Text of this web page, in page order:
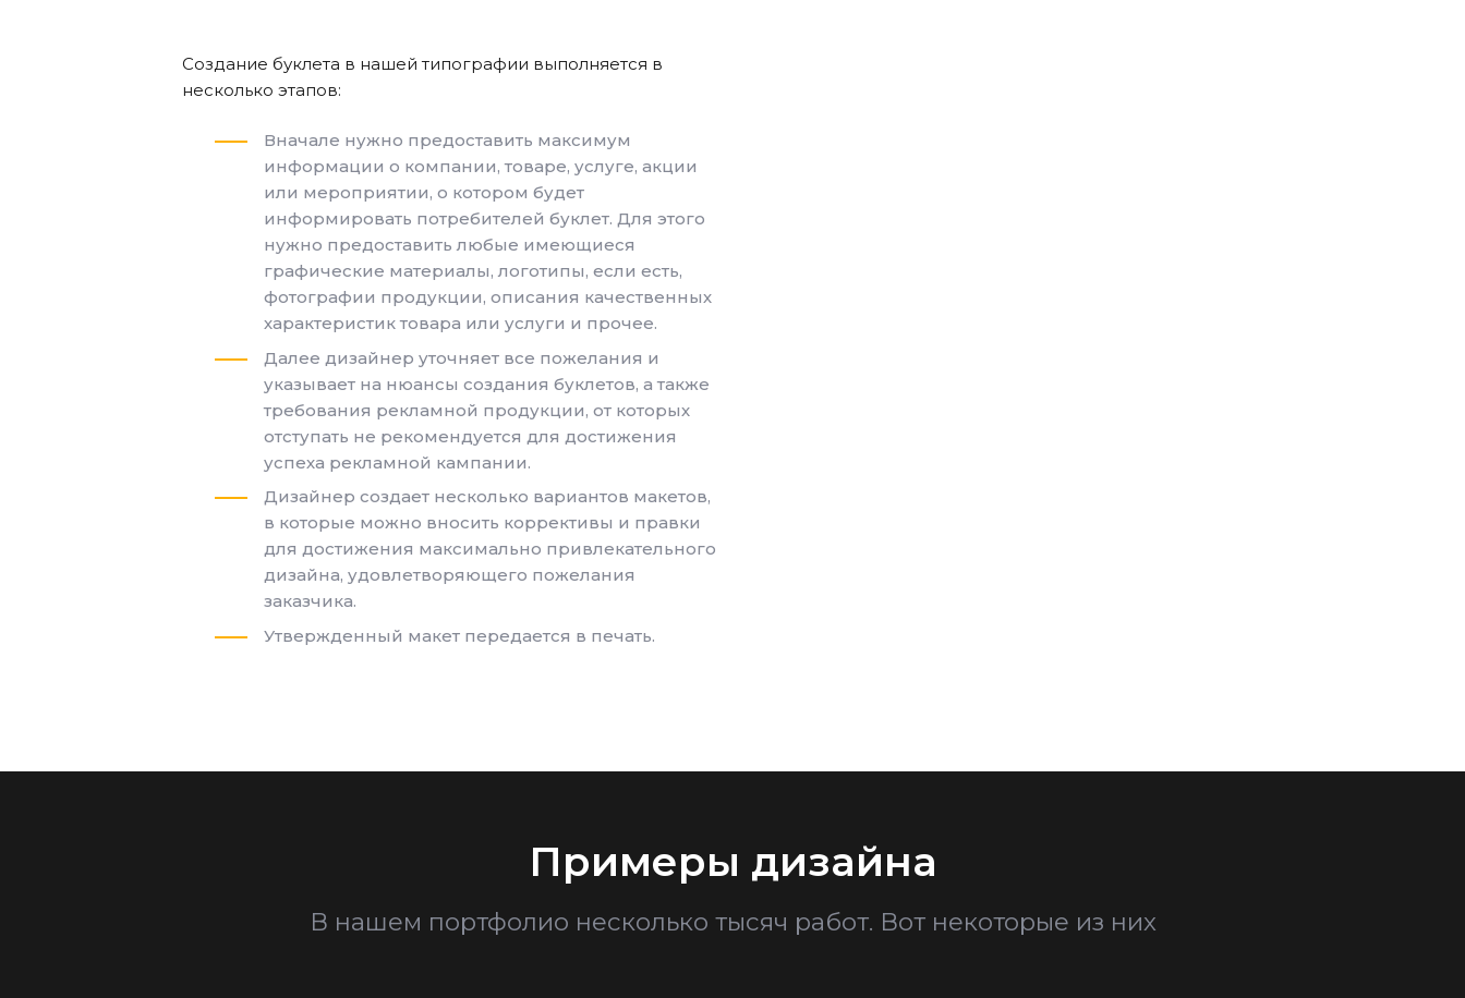
Создание буклета в нашей типографии выполняется в
несколько этапов:
Вначале нужно предоставить максимум
информации о компании, товаре, услуге, акции
или мероприятии, о котором будет
информировать потребителей буклет. Для этого
нужно предоставить любые имеющиеся
графические материалы, логотипы, если есть,
фотографии продукции, описания качественных
характеристик товара или услуги и прочее.
Далее дизайнер уточняет все пожелания и
указывает на нюансы создания буклетов, а также
требования рекламной продукции, от которых
отступать не рекомендуется для достижения
успеха рекламной кампании.
Дизайнер создает несколько вариантов макетов,
в которые можно вносить коррективы и правки
для достижения максимально привлекательного
дизайна, удовлетворяющего пожелания
заказчика.
Утвержденный макет передается в печать.
Примеры дизайна
В нашем портфолио несколько тысяч работ. Вот некоторые из них